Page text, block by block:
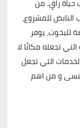
حياة راقٍ. من
للمشروع،
لليخوت، يوفر
تجعله مكانًا لا
التي تجعل
تُنسى و من اهم